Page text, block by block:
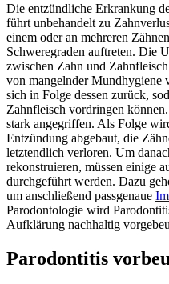
Die entzündliche Erkrankung
führt unbehandelt zu
einem oder an mehreren
Schweregraden auftreten. Die
zwischen Zahn und
von mangelnder Mundhygiene
sich in Folge dessen zurück,
Zahnfleisch vordringen
stark angegriffen. Als Folge
Entzündung abgebaut, die
letztendlich verloren. Um
rekonstruieren, müssen einige
durchgeführt werden. Dazu
um anschließend passgenaue
Parodontologie wird
Aufklärung nachhaltig
Parodontitis